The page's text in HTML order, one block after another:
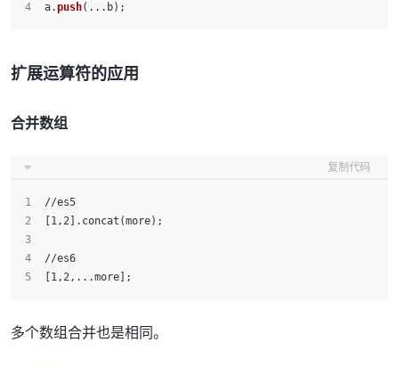
a.push(...b);
扩展运算符的应用
合并数组
复制代码
//es5
[1,2].concat(more);
//es6
[1,2,...more];
多个数组合并也是相同。